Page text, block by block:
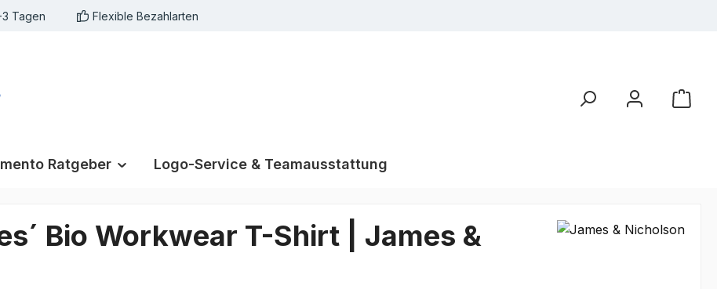
Tagen Flexible Bezahlarten
Ratgeber Logo-Service & Teamausstattung
Bio Workwear T-Shirt | James &